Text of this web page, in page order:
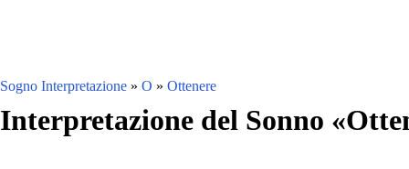
Sogno Interpretazione » O » Ottenere
Interpretazione del Sonno «